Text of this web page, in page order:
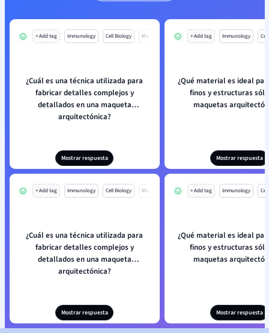
+ Add tag Immunology Cell Biology Mo
¿Cuál es una técnica utilizada para
fabricar detalles complejos y
detallados en una maqueta
arquitectónica?
Mostrar respuesta
+ Add tag Immunology
¿Qué material es ideal
finos y estructuras
maquetas
Mostrar respuesta
+ Add tag Immunology Cell Biology Mo
¿Cuál es una técnica utilizada para
fabricar detalles complejos y
detallados en una maqueta
arquitectónica?
Mostrar respuesta
+ Add tag Immunology
¿Qué material es ideal
finos y estructuras
maquetas
Mostrar respuesta